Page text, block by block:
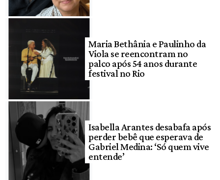
Maria Bethânia e Paulinho da
Viola se reencontram no
palco após 54 anos durante
festival no Rio
Isabella Arantes desabafa após
perder bebê que esperava de
Gabriel Medina: ‘Só quem vive
entende’